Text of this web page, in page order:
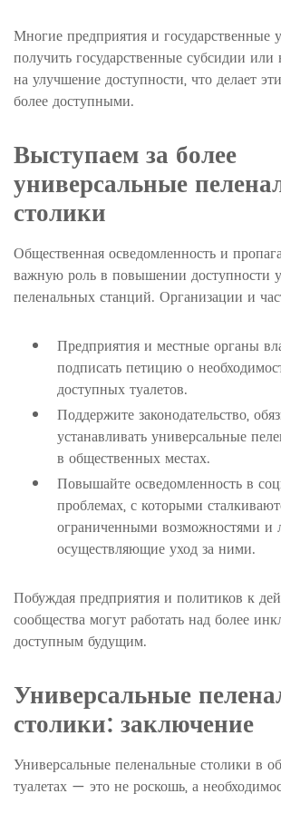
Многие предприятия и государственные
получить государственные субсидии
на улучшение доступности, что делает
более доступными.
Выступаем за более
универсальные
столики
Общественная осведомленность и
важную роль в повышении доступности
пеленальных станций. Организации и
Предприятия и местные органы
подписать петицию о
доступных туалетов.
Поддержите законодательство,
устанавливать универсальные
в общественных местах.
Повышайте осведомленность в
проблемах, с которыми
ограниченными возможностями и
осуществляющие уход за ними.
Побуждая предприятия и политиков к
сообщества могут работать над более
доступным будущим.
Универсальные
столики: заключение
Универсальные пеленальные столики в
туалетах — это не роскошь, а